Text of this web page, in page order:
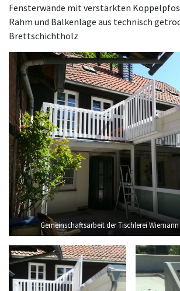
Fensterwände mit verstärkten
Rähm und Balkenlage aus technisch
Brettschichtholz
Gemeinschaftsarbeit der Tischlerei